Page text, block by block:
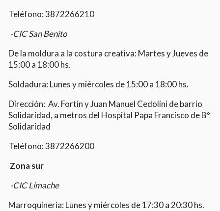
Teléfono: 3872266210
-CIC San Benito
De la moldura a la costura creativa: Martes y Jueves de
15:00 a 18:00 hs.
Soldadura: Lunes y miércoles de 15:00 a 18:00 hs.
Dirección: Av. Fortín y Juan Manuel Cedolini de barrio
Solidaridad, a metros del Hospital Papa Francisco de Bº
Solidaridad
Teléfono: 3872266200
Zona sur
-CIC Limache
Marroquinería: Lunes y miércoles de 17:30 a 20:30 hs.